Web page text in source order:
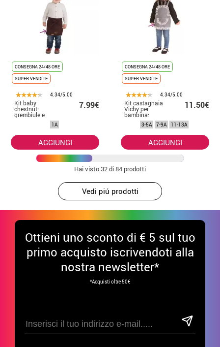
CONSEGNA 24/48 ORE
SUPER VENDITE
4.34/5.00
Kit baby
chestnut:
grembiule e
berretto
7.99€
1A
AGGIUNGI
CONSEGNA 24/48 ORE
SUPER VENDITE
4.34/5.00
Kit castagnaia
Vichy per
bambina:
grembiule e
fazzoletto
11.50€
3-5A 7-9A 11-13A
AGGIUNGI
Hai visto32di 84 prodotti
Vedi piú prodotti
Ottieni uno sconto di € 5 sul tuo
primo acquisto iscrivendoti alla
nostra newsletter*
*Acquisti oltre 50€